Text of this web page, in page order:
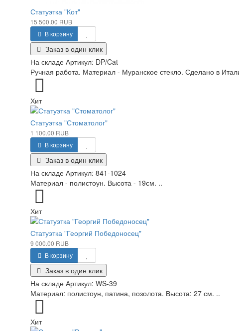
Статуэтка "Кот"
15 500.00 RUB
В корзину
Заказ в один клик
На складе Артикул: DP/Cat
Ручная работа. Материал - Муранское стекло. Сделано в
Хит
Статуэтка "Стоматолог"
1 100.00 RUB
В корзину
Заказ в один клик
На складе Артикул: 841-1024
Материал - полистоун. Высота - 19см. ..
Хит
Статуэтка "Георгий Победоносец"
9 000.00 RUB
В корзину
Заказ в один клик
На складе Артикул: WS-39
Материал: полистоун, патина, позолота. Высота: 27 см. ..
Хит